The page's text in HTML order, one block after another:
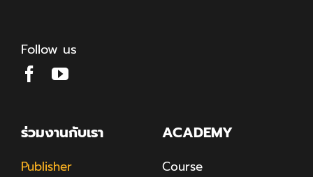
Follow us
ร่วมงานกับเรา
Publisher
ACADEMY
Course